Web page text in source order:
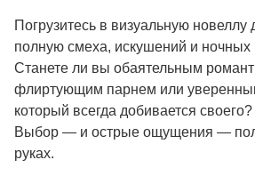
Погрузитесь в визуальную новеллу
полную смеха, искушений и ночных
Станете ли вы обаятельным
флиртующим парнем или
который всегда добивается своего?
Выбор — и острые ощущения —
руках.